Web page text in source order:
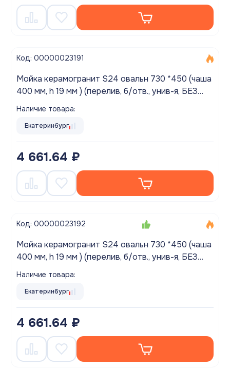
Код: 00000023191
Мойка керамогранит S24 овальн 730 *450 (чаша
400 мм, h 19 мм ) (перелив, б/отв., унив-я, БЕЗ
Наличие товара:
Екатеринбург
4 661.64 ₽
Код: 00000023192
Мойка керамогранит S24 овальн 730 *450 (чаша
400 мм, h 19 мм ) (перелив, б/отв., унив-я, БЕЗ
Наличие товара:
Екатеринбург
4 661.64 ₽